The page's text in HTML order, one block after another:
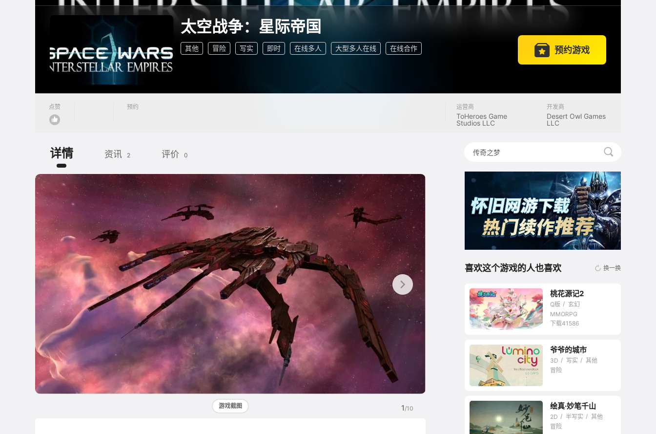
太空战争：星际帝国
其他 冒险 写实 即时 在线多人 大型多人在线 在线合作 预约游戏
点赞 预约 运营商
ToHeroes Game
Studios LLC
开发商
Desert Owl Games
LLC
详情 资讯 2 评价 0
1/10
游戏截图
喜欢这个游戏的人也喜欢 换一换
无商城开放交易回合
网游
桃花源记2
Q版
玄幻
MMORPG
下载41586
爷爷的城市
3D 写实
其他
冒险
绘真·妙笔千山
2D 半写实
其他
冒险